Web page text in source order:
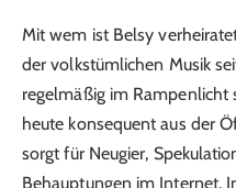
Mit wem ist Belsy
der volkstümlichen Musik
regelmäßig im Rampenlicht
heute konsequent aus der
sorgt für Neugier,
Behauptungen im Internet.